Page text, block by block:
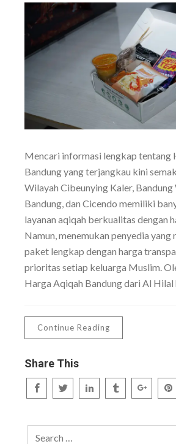
Mencari informasi lengkap tentang
Bandung yang terjangkau kini
Wilayah Cibeunying Kaler, Bandung
Bandung, dan Cicendo memiliki
layanan aqiqah berkualitas dengan
Namun, menemukan penyedia yang
paket lengkap dengan harga
prioritas setiap keluarga Muslim.
Harga Aqiqah Bandung dari Al Hilal
Continue Reading
Share This